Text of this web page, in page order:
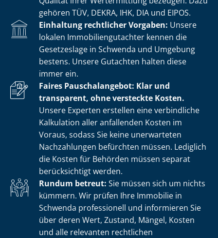
gehören TÜV, DEKRA, IHK, DIA und EIPOS.
Einhaltung rechtlicher Vorgaben: Unsere
lokalen Im­mo­bi­li­en­gut­ach­ter kennen die
Gesetzeslage in Schwenda und Umgebung
bestens. Unsere Gutachten halten diese
immer ein.
Faires Pauschalangebot: Klar und
transparent, ohne versteckte Kosten.
Unsere Experten erstellen eine verbindliche
Kalkulation aller anfallenden Kosten im
Voraus, sodass Sie keine unerwarteten
Nachzahlungen befürchten müssen. Lediglich
die Kosten für Behörden müssen separat
berücksichtigt werden.
Rundum betreut: Sie müssen sich um nichts
kümmern. Wir prüfen Ihre Immobilie in
Schwenda professionell und informieren Sie
über deren Wert, Zustand, Mängel, Kosten
und alle relevanten rechtlichen